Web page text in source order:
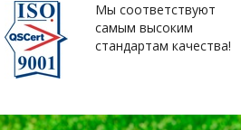
Мы соответствуют
самым высоким
стандартам качества!